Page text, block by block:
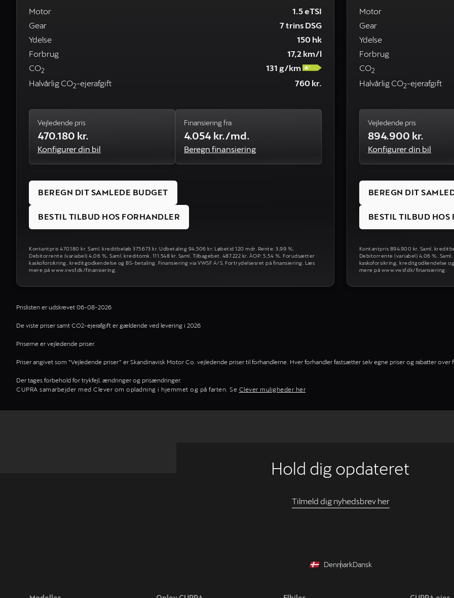
1.5 eTSI
Motor
7 trins DSG
Gear
150 hk
Ydelse
17,2 km/l
Forbrug
131 g/km
CO2
760 kr.
Halvårlig CO2-ejerafgift
Vejledende pris
470.180 kr.
Konfigurer din bil
Finansiering fra
4.054 kr./md.
Beregn finansiering
BEREGN DIT SAMLEDE BUDGET
BESTIL TILBUD HOS FORHANDLER
Kontantpris 470.180 kr. Saml. kreditbeløb 375.673 kr. Udbetaling 94.506 kr. Løbetid 120 mdr. Rente: 3,99 %.
Debitorrente (variabel) 4,06 %. Saml. kreditomk. 111.548 kr. Saml. Tilbagebet. 487.222 kr. ÅOP: 5,54 %. Forudsætter
kaskoforsikring, kreditgodkendelse og BS-betaling. Finansiering via VWSF A/S. Fortrydelsesret på finansiering. Læs
mere på www.vwsf.dk/finansiering.
Motor
Gear
Ydelse
Forbrug
CO2
Halvårlig CO2-ejerafgift
Vejledende pris
894.900 kr.
Konfigurer din bil
BEREGN DIT
BESTIL TILBUD HOS
Kontantpris 894.900 kr. Saml.
Debitorrente (variabel) 4,06 %.
kaskoforsikring, kreditgodkendelse
mere på www.vwsf.dk/finansiering.
Prislisten er udskrevet 06-08-2026
De viste priser samt CO2-ejerafgift er gældende ved levering i 2026
Priserne er vejledende priser.
Priser angivet som ”Vejledende priser” er Skandinavisk Motor Co. vejledende priser til forhandlerne. Hver forhandler fastsætter selv egne priser og rabatter over
Der tages forbehold for trykfejl, ændringer og prisændringer.
CUPRA samarbejder med Clever om opladning i hjemmet og på farten. Se Clever muligheder her
Hold dig opdateret
Tilmeld dig nyhedsbrev her
DenmarkDansk